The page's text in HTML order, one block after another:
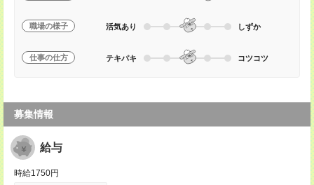
職場の様子 活気あり しずか
仕事の仕方 テキパキ コツコツ
募集情報
給与
時給1750円